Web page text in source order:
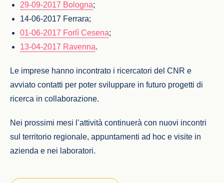
29-09-2017 Bologna;
14-06-2017 Ferrara;
01-06-2017 Forlì Cesena;
13-04-2017 Ravenna.
Le imprese hanno incontrato i ricercatori del CNR e
avviato contatti per poter sviluppare in futuro progetti di
ricerca in collaborazione.
Nei prossimi mesi l’attività continuerà con nuovi incontri
sul territorio regionale, appuntamenti ad hoc e visite in
azienda e nei laboratori.